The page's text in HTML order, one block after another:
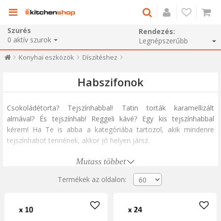
Szurés
0 aktív szurok
Rendezés:
Konyhai eszközök Díszítéshez
Habszifonok
Csokoládétorta? Tejszínhabbal! Tatin torták karamellizált
almával? És tejszínhab! Reggeli kávé? Egy kis tejszínhabbal
kérem! Ha Te is abba a kategóriába tartozol, akik mindenre
tejszínhabot tennének, akkor jó helyen jársz.
A tejszínhab készítésére szolgáló eszköz, amelyet egyszerűen
csak "szifon a tejszínhabhoz"-nak hívnak, a folyékony tejszínt
azonnal bolyhos, levegős, krémes habbá varázsolja – pontosan
elengedhetetlen a professzionális konyhákban, bárokban és
Mutass többet
Termékek az oldalon: